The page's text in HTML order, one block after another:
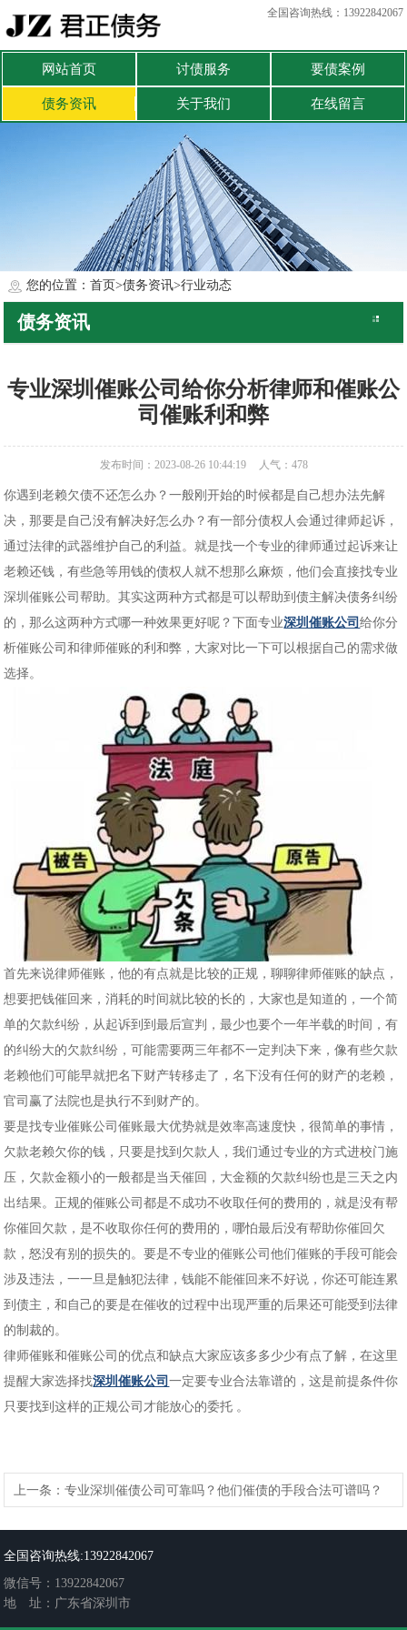
全国咨询热线：13922842067
网站首页 讨债服务 要债案例
债务资讯 关于我们 在线留言
您的位置： 首页>债务资讯>行业动态
债务资讯
专业深圳催账公司给你分析律师和催账公
司催账利和弊
发布时间：2023-08-26 10:44:19 人气： 478
你遇到老赖欠债不还怎么办？一般刚开始的时候都是自己想办法先解
决，那要是自己没有解决好怎么办？有一部分债权人会通过律师起诉，
通过法律的武器维护自己的利益。就是找一个专业的律师通过起诉来让
老赖还钱，有些急等用钱的债权人就不想那么麻烦，他们会直接找专业
深圳催账公司帮助。其实这两种方式都是可以帮助到债主解决债务纠纷
的，那么这两种方式哪一种效果更好呢？下面专业深圳催账公司给你分
析催账公司和律师催账的利和弊，大家对比一下可以根据自己的需求做
选择。
首先来说律师催账，他的有点就是比较的正规，聊聊律师催账的缺点，
想要把钱催回来，消耗的时间就比较的长的，大家也是知道的，一个简
单的欠款纠纷，从起诉到到最后宣判，最少也要个一年半载的时间，有
的纠纷大的欠款纠纷，可能需要两三年都不一定判决下来，像有些欠款
老赖他们可能早就把名下财产转移走了，名下没有任何的财产的老赖，
官司赢了法院也是执行不到财产的。
要是找专业催账公司催账最大优势就是效率高速度快，很简单的事情，
欠款老赖欠你的钱，只要是找到欠款人，我们通过专业的方式进校门施
压，欠款金额小的一般都是当天催回，大金额的欠款纠纷也是三天之内
出结果。正规的催账公司都是不成功不收取任何的费用的，就是没有帮
你催回欠款，是不收取你任何的费用的，哪怕最后没有帮助你催回欠
款，怒没有别的损失的。要是不专业的催账公司他们催账的手段可能会
涉及违法，一一旦是触犯法律，钱能不能催回来不好说，你还可能连累
到债主，和自己的要是在催收的过程中出现严重的后果还可能受到法律
的制裁的。
律师催账和催账公司的优点和缺点大家应该多多少少有点了解，在这里
提醒大家选择找深圳催账公司一定要专业合法靠谱的，这是前提条件你
只要找到这样的正规公司才能放心的委托 。
上一条：专业深圳催债公司可靠吗？他们催债的手段合法可谱吗？
全国咨询热线:13922842067
微信号：13922842067
地 址：广东省深圳市